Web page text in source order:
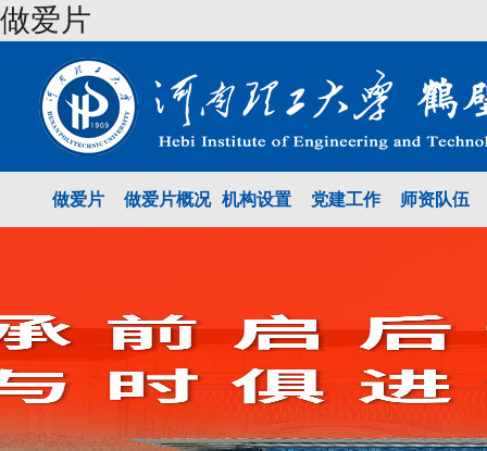
做爱片
做爱片 做爱片概况 机构设置 党建工作 师资队伍